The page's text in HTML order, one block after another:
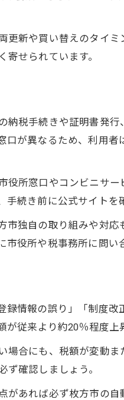
方法の変化
る納税手順
新や買い替えのタイ
せられています。
税手続きや証明書発
が異なるため、利用
所窓口やコンビニサ
続き前に公式サイトを
独自の取り組みや対
役所や税事務所に問い
情報の誤り」「制度改
従来より約20％程度上
合にも、税額が変動ま
確認しましょう。
あれば必ず枚方市の